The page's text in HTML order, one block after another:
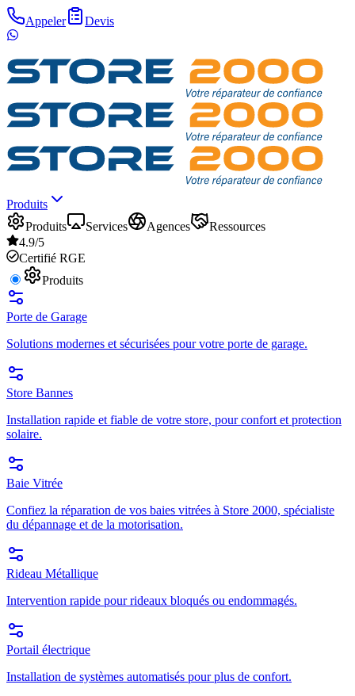
Appeler Devis
Produits
Produits
Services Agences
Ressources
4.9/5
Certifié RGE
Produits
Porte de Garage
Solutions modernes et sécurisées pour votre porte de garage.
Store Bannes
Installation rapide et fiable de votre store, pour confort et protection
solaire.
Baie Vitrée
Confiez la réparation de vos baies vitrées à Store 2000, spécialiste
du dépannage et de la motorisation.
Rideau Métallique
Intervention rapide pour rideaux bloqués ou endommagés.
Portail électrique
Installation de systèmes automatisés pour plus de confort.